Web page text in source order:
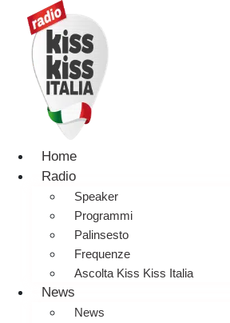
Home
Radio
Speaker
Programmi
Palinsesto
Frequenze
Ascolta Kiss Kiss Italia
News
News